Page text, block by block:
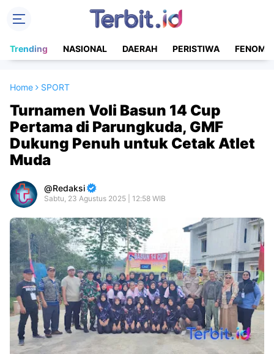
Trending NASIONAL DAERAH PERISTIWA
Home SPORT
Turnamen Voli Basun 14 Cup
Pertama di Parungkuda, GMF
Dukung Penuh untuk Cetak Atlet
Muda
Redaksi
Sabtu, 23 Agustus 2025 | 12:58 WIB